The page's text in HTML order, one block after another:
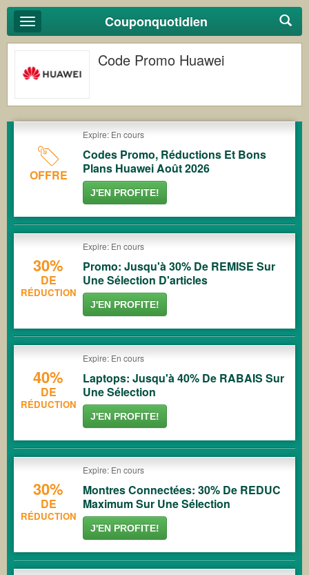
Basculer
la
navigation
Couponquotidien
Code Promo Huawei
OFFRE
Expire: En cours
Codes Promo, Réductions Et Bons
Plans Huawei Août 2026
J'EN PROFITE!
30%
DE
RÉDUCTION
Expire: En cours
Promo: Jusqu'à 30% De REMISE Sur
Une Sélection D'articles
J'EN PROFITE!
40%
DE
RÉDUCTION
Expire: En cours
Laptops: Jusqu'à 40% De RABAIS Sur
Une Sélection
J'EN PROFITE!
30%
DE
RÉDUCTION
Expire: En cours
Montres Connectées: 30% De REDUC
Maximum Sur Une Sélection
J'EN PROFITE!